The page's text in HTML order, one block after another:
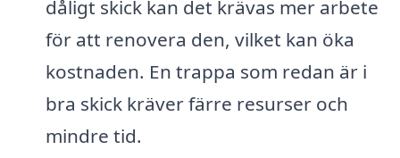
dåligt skick kan det krävas mer arbete
för att renovera den, vilket kan öka
kostnaden. En trappa som redan är i
bra skick kräver färre resurser och
mindre tid.